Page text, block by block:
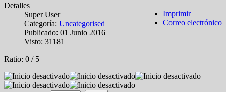
Imprimir
Correo electrónico
Detalles
Super User
Categoría: Uncategorised
Publicado: 01 Junio 2016
Visto: 31181
Ratio: 0 / 5